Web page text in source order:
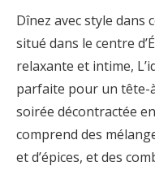
Dînez avec style
situé dans le centre
relaxante et intime,
parfaite pour un tête-
soirée décontractée
comprend des
et d’épices, et des